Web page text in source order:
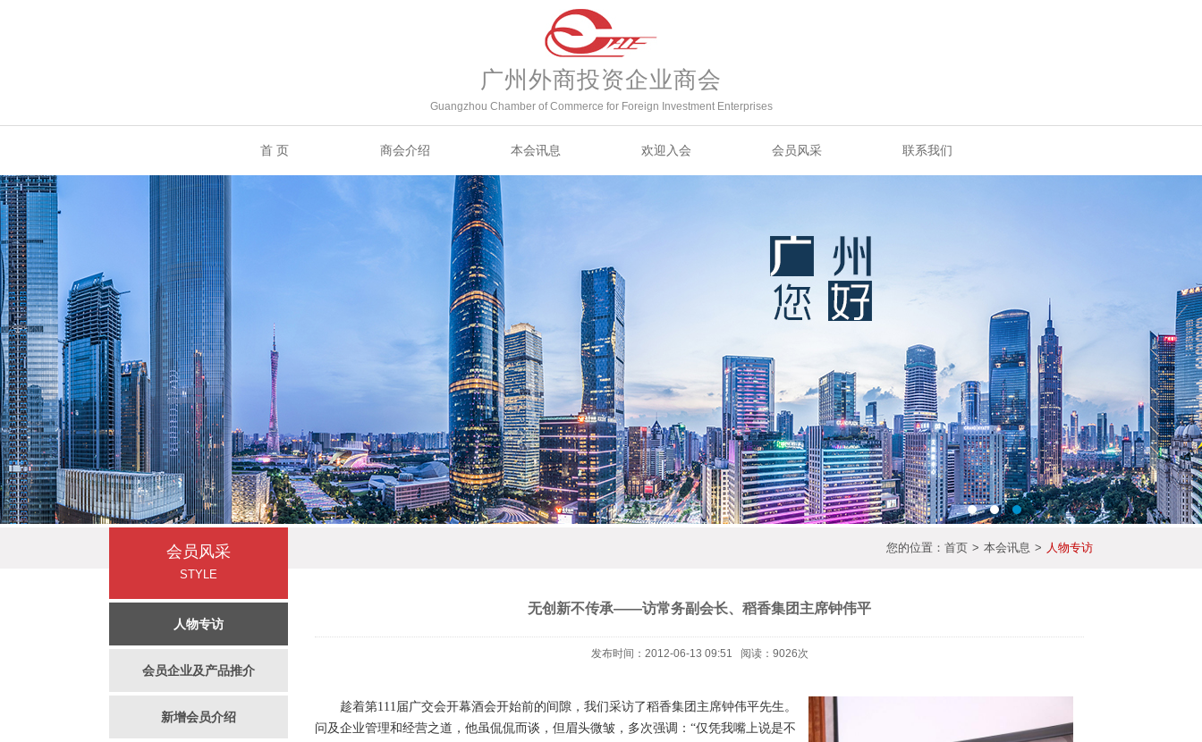
广州外商投资企业商会
Guangzhou Chamber of Commerce for Foreign Investment Enterprises
首 页 商会介绍 本会讯息 欢迎入会 会员风采 联系我们
您的位置： 首页 > 本会讯息 > 人物专访
会员风采
STYLE
人物专访
会员企业及产品推介
新增会员介绍
无创新不传承——访常务副会长、稻香集团主席钟伟平
发布时间：2012-06-13 09:51 阅读：9026次
趁着第111届广交会开幕酒会开始前的间隙，我们采访了稻香集团主席钟伟平先生。
问及企业管理和经营之道，他虽侃侃而谈，但眉头微皱，多次强调：“仅凭我嘴上说是不